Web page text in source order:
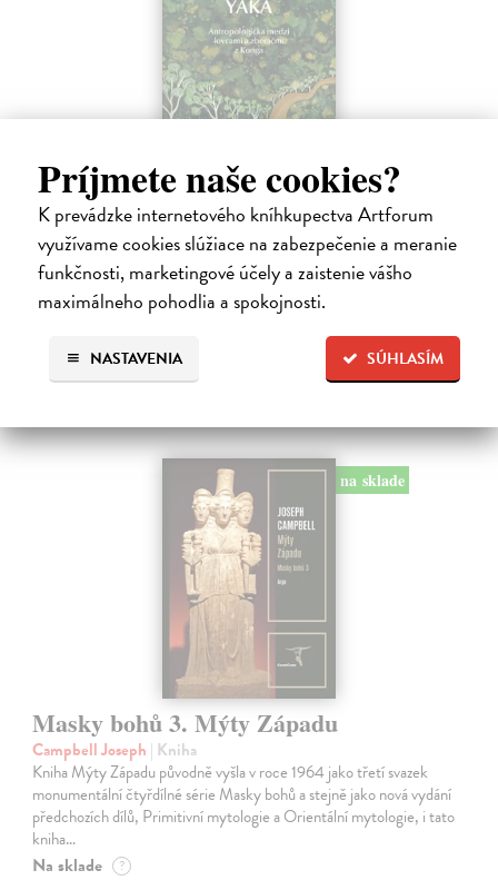
Príjmete naše cookies?
K prevádzke internetového kníhkupectva Artforum
využívame cookies slúžiace na zabezpečenie a meranie
funkčnosti, marketingové účely a zaistenie vášho
maximálneho pohodlia a spokojnosti.
SÚHLASÍM
NASTAVENIA
Hovor ústami Yaka
Bombjaková Daša | Kniha
Ich deti denne prejdú rukami aj dvadsiatich rôznych ľudí. Nepoznajú
koncept viny, netolerujú chvastanie a namiesto o vzdelávaní hovoria o
zdieľaní múdrosti a dozrievaní.
Na sklade ?
16,90 € ?
na sklade
Masky bohů 3. Mýty Západu
Campbell Joseph | Kniha
Kniha Mýty Západu původně vyšla v roce 1964 jako třetí svazek
monumentální čtyřdílné série Masky bohů a stejně jako nová vydání
předchozích dílů, Primitivní mytologie a Orientální mytologie, i tato
kniha…
Na sklade ?